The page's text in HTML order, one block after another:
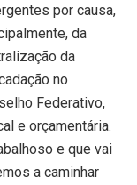
por causa,
da
da
no
Federativo,
e orçamentária.
e que vai
a caminhar